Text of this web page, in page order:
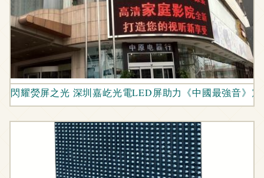
閃耀熒屏之光 深圳嘉屹光電LED屏助力《中國最強音》